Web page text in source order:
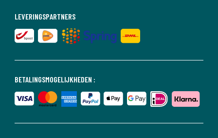
BETALINGSMOGELIJKHEDEN :
LEVERINGSPARTNERS